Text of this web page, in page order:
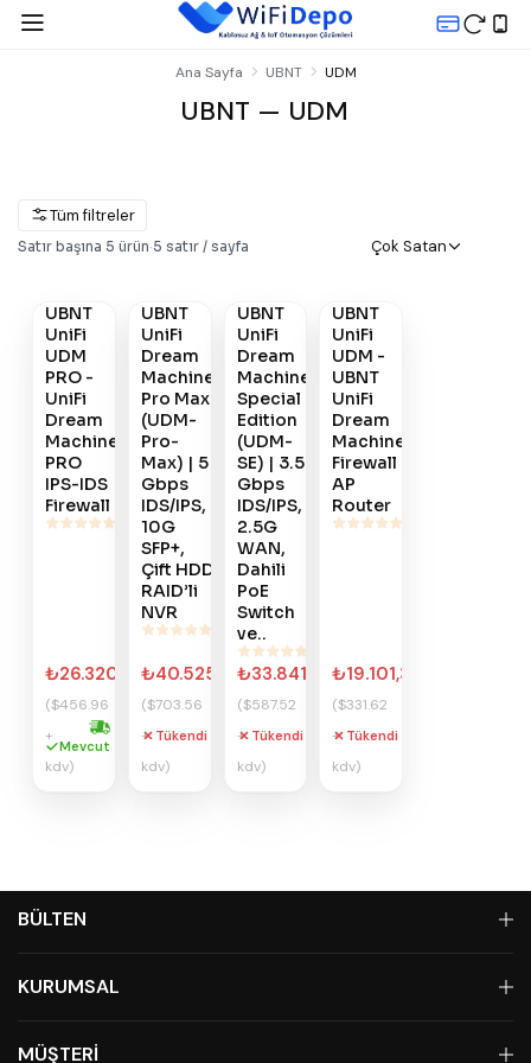
Ana Sayfa UBNT UDM
UBNT — UDM
Tüm filtreler
Satır başına 5 ürün·5 satır / sayfa Çok Satan
304
Satın
UBNT
UniFi
UDM
PRO -
UniFi
Dream
Machine
PRO
IPS-IDS
Firewall
₺26.320,90
($456.96
+
kdv)
Hızlı kargo
Mevcut
419
Gelince
Ver
UBNT
UniFi
Dream
Machine
Pro Max
(UDM-
Pro-
Max) | 5
Gbps
IDS/IPS,
10G
SFP+,
Çift HDD
RAID’li
NVR
₺40.525,06
($703.56
+
kdv)
Tükendi
360
Gelince
Ver
UBNT
UniFi
Dream
Machine
Special
Edition
(UDM-
SE) | 3.5
Gbps
IDS/IPS,
2.5G
WAN,
Dahili
PoE
Switch
ve..
₺33.841,15
($587.52
+
kdv)
Tükendi
#303
Gelince
Ver
UBNT
UniFi
UDM -
UBNT
UniFi
Dream
Machine
Firewall
AP
Router
₺19.101,31
($331.62
+
kdv)
Tükendi
BÜLTEN
KURUMSAL
MÜŞTERİ